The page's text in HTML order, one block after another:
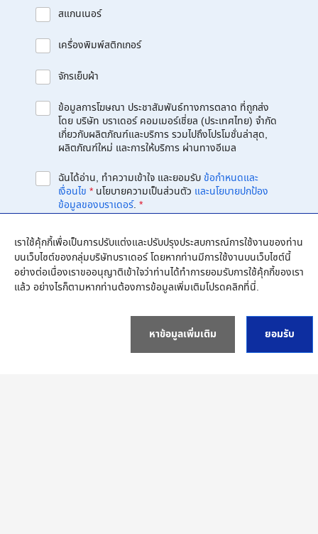
สแกนเนอร์
เครื่องพิมพ์สติกเกอร์
จักรเย็บผ้า
ข้อมูลการโฆษณา ประชาสัมพันธ์ทางการตลาด ที่ถูกส่ง
โดย บริษัท บราเดอร์ คอมเมอร์เชี่ยล (ประเทศไทย) จำกัด
เกี่ยวกับผลิตภัณฑ์และบริการ รวมไปถึงโปรโมชั่นล่าสุด,
ผลิตภัณฑ์ใหม่ และการให้บริการ ผ่านทางอีเมล
ฉันได้อ่าน, ทำความเข้าใจ และยอมรับข้อกำหนดและ
เงื่อนไข * นโยบายความเป็นส่วนตัว และนโยบายปกป้อง
ข้อมูลของบราเดอร์. *
Submit
เราใช้คุ้กกี้เพื่อเป็นการปรับแต่งและปรับปรุงประสบการณ์การใช้งานของท่าน
บนเว็บไซต์ของกลุ่มบริษัทบราเดอร์ โดยหากท่านมีการใช้งานบนเว็บไซต์นี้
อย่างต่อเนื่องเราขออนุญาติเข้าใจว่าท่านได้ทำการยอมรับการใช้คุ้กกี้ของเรา
แล้ว อย่างไรก็ตามหากท่านต้องการข้อมูลเพิ่มเติมโปรดคลิกที่นี่.
หาข้อมูลเพิ่มเติม ยอมรับ